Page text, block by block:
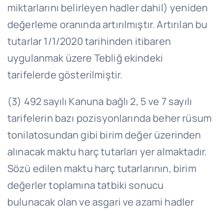
miktarlarını belirleyen hadler dahil) yeniden
değerleme oranında artırılmıştır. Artırılan bu
tutarlar 1/1/2020 tarihinden itibaren
uygulanmak üzere Tebliğ ekindeki
tarifelerde gösterilmiştir.
(3) 492 sayılı Kanuna bağlı 2, 5 ve 7 sayılı
tarifelerin bazı pozisyonlarında beher rüsum
tonilatosundan gibi birim değer üzerinden
alınacak maktu harç tutarları yer almaktadır.
Sözü edilen maktu harç tutarlarının, birim
değerler toplamına tatbiki sonucu
bulunacak olan ve asgari ve azami hadler